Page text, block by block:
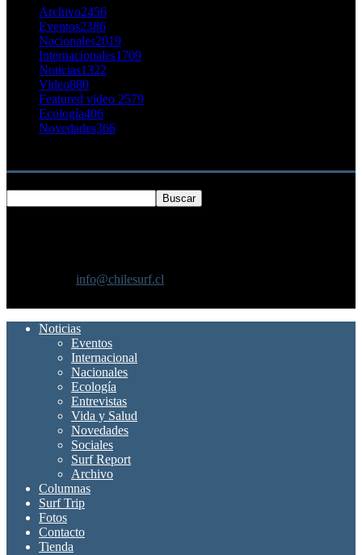
Archivo2456
Eventos2386
Nacionales2019
Internacionales1709
Noticias1322
Video880
Featured video 2579
Ecología406
Novedades366
info@chilesurf.cl
Noticias
Eventos
Internacional
Nacionales
Ecología
Entrevistas
Vida y Salud
Novedades
Sociales
Surf Report
Archivo
Columnas
Surf Trip
Fotos
Contacto
Tienda